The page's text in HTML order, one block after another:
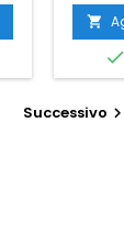


Successivo 